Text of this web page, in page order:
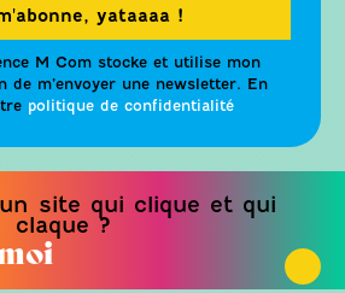
yataaaa !
M Com stocke et utilise mon
de m’envoyer une newsletter. En
politique de confidentialité
site qui clique et qui
claque ?